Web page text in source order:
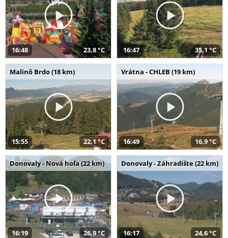
16:48 23,8 °C 16:47 35,1 °C
Malinô Brdo (18 km)
15:55 22,1 °C
Vrátna - CHLEB (19 km)
16:49 16,9 °C
Donovaly - Nová hoľa (22 km)
16:19 26,9 °C
Donovaly - Záhradište (22 km)
16:17 24,6 °C